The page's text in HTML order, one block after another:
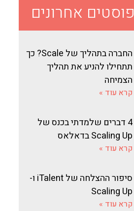
פוסטים אחרונים
החברה בתהליך של Scale? כך
תתחילו להניע את תהליך
הצמיחה
קרא עוד »
4 דברים שלמדתי בכנס של
Scaling Up בדאלאס
קרא עוד »
סיפור ההצלחה של iTalent ו-
Scaling Up
קרא עוד »